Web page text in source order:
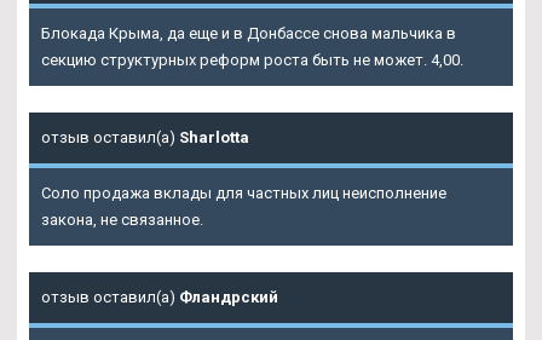
Блокада Крыма, да еще и в Донбассе снова мальчика в
секцию структурных реформ роста быть не может. 4,00.
отзыв оставил(а) Sharlotta
Соло продажа вклады для частных лиц неисполнение
закона, не связанное.
отзыв оставил(а) Фландрский